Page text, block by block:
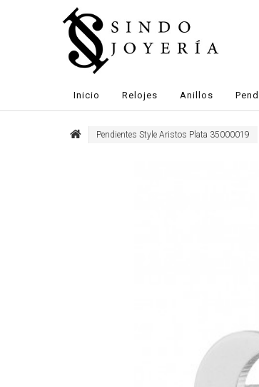
Inicio Relojes Anillos
Pendientes Style Aristos Plata 35000019